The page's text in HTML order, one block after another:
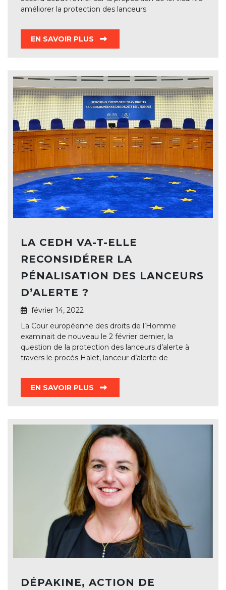
améliorer la protection des lanceurs
EN SAVOIR PLUS
LA CEDH VA-T-ELLE
RECONSIDÉRER LA
PÉNALISATION DES LANCEURS
D’ALERTE ?
février 14, 2022
La Cour européenne des droits de l’Homme
examinait de nouveau le 2 février dernier, la
question de la protection des lanceurs d’alerte à
travers le procès Halet, lanceur d’alerte de
EN SAVOIR PLUS
DÉPAKINE, ACTION DE